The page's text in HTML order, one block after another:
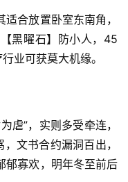
合放置卧室东南角，
黑曜石】防小人，45
业可获莫大机缘。
虐”，实则多受牵连，
文书合约漏洞百出，
郁寡欢，明年冬至前后